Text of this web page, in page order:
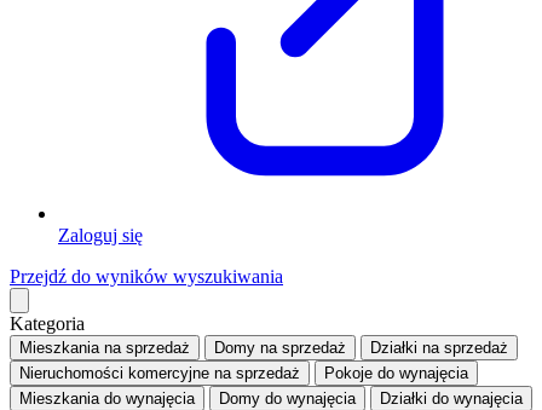
Zaloguj się
Przejdź do wyników wyszukiwania
Kategoria
Mieszkaniana sprzedaż Domy na sprzedaż Działki na sprzedaż
Nieruchomości komercyjne na sprzedaż Pokoje do wynajęcia
Mieszkaniado wynajęcia Domy do wynajęcia Działki do wynajęcia